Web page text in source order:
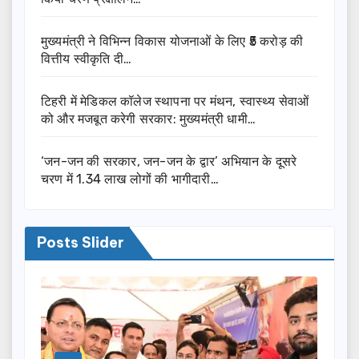
मुख्यमंत्री ने विभिन्न विकास योजनाओं के लिए ₹5 करोड़ की
वित्तीय स्वीकृति दी…
टिहरी में मेडिकल कॉलेज स्थापना पर मंथन, स्वास्थ्य सेवाओं
को और मजबूत करेगी सरकार: मुख्यमंत्री धामी…
‘जन-जन की सरकार, जन-जन के द्वार’ अभियान के दूसरे
चरण में 1.34 लाख लोगों की भागीदारी…
Posts Slider